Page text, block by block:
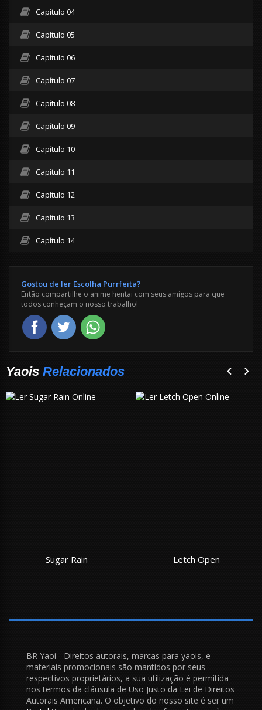
Capítulo 04
Capítulo 05
Capítulo 06
Capítulo 07
Capítulo 08
Capítulo 09
Capítulo 10
Capítulo 11
Capítulo 12
Capítulo 13
Capítulo 14
Gostou de ler Escolha Purrfeita?
Então compartilhe o anime hentai com seus amigos para que
todos conheçam o nosso trabalho!
Yaois Relacionados
Sugar Rain Letch Open
BR Yaoi - Direitos autorais, marcas para yaois, e
materiais promocionais são mantidos por seus
respectivos proprietários, a sua utilização é permitida
nos termos da cláusula de Uso Justo da Lei de Direitos
Autorais Americana. O objetivo do nosso site é ser um